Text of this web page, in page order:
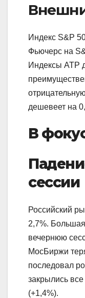
Индекс S&P
Фьючерс на
Индексы АТР
дешевеет на
В
сессии
Российский
2,7%.
вечернюю
МосБиржи
последовал
закрылись
(+1,4%).